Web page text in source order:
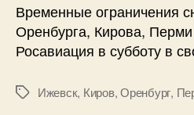
Временные ограничения
Оренбурга, Кирова,
Росавиация в субботу в
МеткиИжевск, Киров,Оренбург,